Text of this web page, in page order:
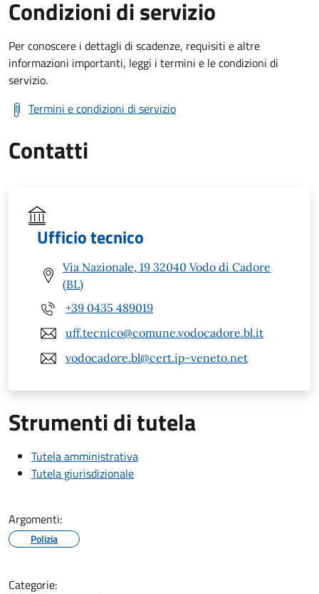
Condizioni di servizio
Per conoscere i dettagli di scadenze, requisiti e altre
informazioni importanti, leggi i termini e le condizioni di
servizio.
Termini e condizioni di servizio
Contatti
Ufficio tecnico
Via Nazionale, 19 32040 Vodo di Cadore
(BL)
+39 0435 489019
uff.tecnico@comune.vodocadore.bl.it
vodocadore.bl@cert.ip-veneto.net
Strumenti di tutela
Tutela amministrativa
Tutela giurisdizionale
Argomenti:
Polizia
Categorie: